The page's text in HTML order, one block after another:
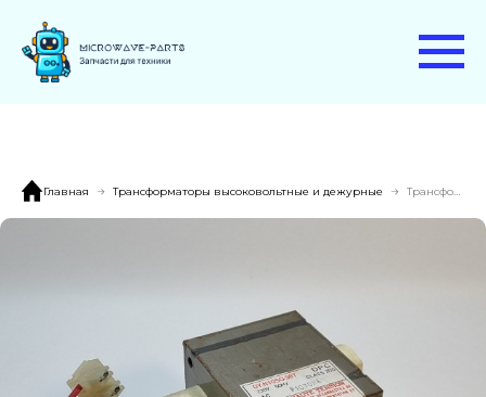
Главная Трансформаторы высоковольтные и дежурные